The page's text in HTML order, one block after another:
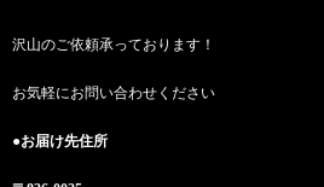
沢山のご依頼承っております！
お気軽にお問い合わせください
●お届け先住所